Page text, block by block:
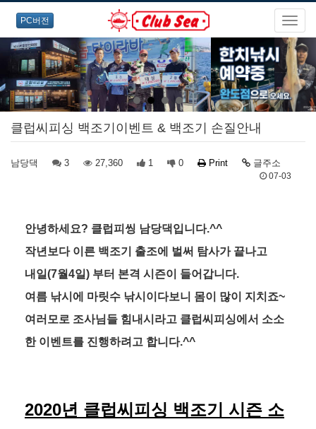
PC버전
클럽씨피싱 백조기이벤트 & 백조기 손질안내
남당댁 3 27,360 1 0 Print 글주소
07-03
안녕하세요? 클럽피씽 남당댁입니다.^^
작년보다 이른 백조기 출조에 벌써 탐사가 끝나고
내일(7월4일) 부터 본격 시즌이 들어갑니다.
여름 낚시에 마릿수 낚시이다보니 몸이 많이 지치죠~
여러모로 조사님들 힘내시라고 클럽씨피싱에서 소소
한 이벤트를 진행하려고 합니다.^^
2020년 클럽씨피싱 백조기 시즌 소